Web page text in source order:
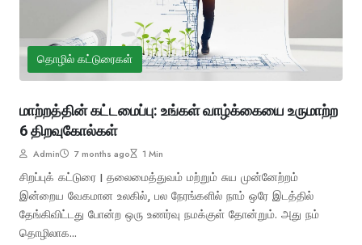
தொழில் கட்டுரைகள்
மாற்றத்தின் கட்டமைப்பு: உங்கள் வாழ்க்கையை உருமாற்ற
6 திறவுகோல்கள்
Admin 7 months ago 1 Min
சிறப்புக் கட்டுரை | தலைமைத்துவம் மற்றும் சுய முன்னேற்றம்
இன்றைய வேகமான உலகில், பல நேரங்களில் நாம் ஒரே இடத்தில்
தேங்கிவிட்டது போன்ற ஒரு உணர்வு நமக்குள் தோன்றும். அது நம்
தொழிலாக...